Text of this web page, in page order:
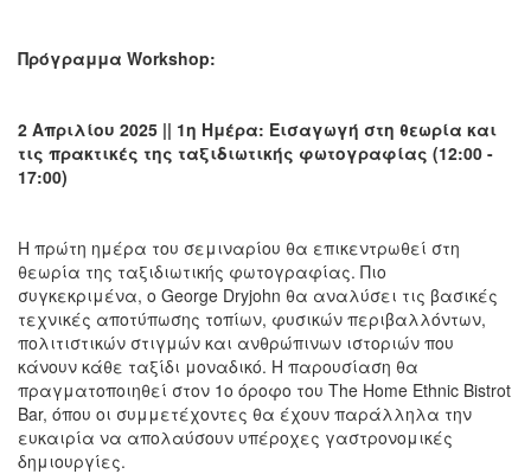
Πρόγραμμα Workshop:
2 Απριλίου 2025 || 1η Ημέρα: Εισαγωγή στη θεωρία και
τις πρακτικές της ταξιδιωτικής φωτογραφίας (12:00 -
17:00)
Η πρώτη ημέρα του σεμιναρίου θα επικεντρωθεί στη
θεωρία της ταξιδιωτικής φωτογραφίας. Πιο
συγκεκριμένα, ο George Dryjohn θα αναλύσει τις βασικές
τεχνικές αποτύπωσης τοπίων, φυσικών περιβαλλόντων,
πολιτιστικών στιγμών και ανθρώπινων ιστοριών που
κάνουν κάθε ταξίδι μοναδικό. Η παρουσίαση θα
πραγματοποιηθεί στον 1ο όροφο του The Home Ethnic Bistrot
Bar, όπου οι συμμετέχοντες θα έχουν παράλληλα την
ευκαιρία να απολαύσουν υπέροχες γαστρονομικές
δημιουργίες.